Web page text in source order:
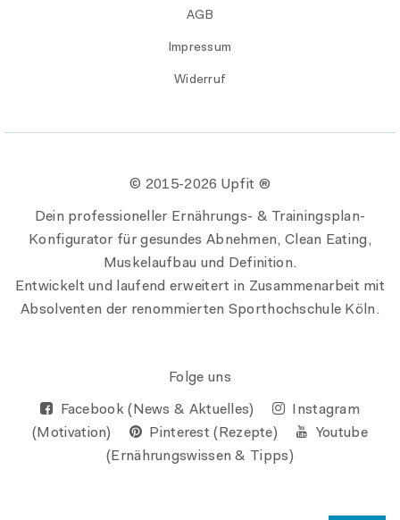
AGB
Impressum
Widerruf
© 2015-2026 Upfit ®
Dein professioneller Ernährungs- & Trainingsplan-
Konfigurator für gesundes Abnehmen, Clean Eating,
Muskelaufbau und Definition.
Entwickelt und laufend erweitert in Zusammenarbeit mit
Absolventen der renommierten Sporthochschule Köln.
Folge uns
Facebook (News & Aktuelles)
Instagram
(Motivation)
Pinterest (Rezepte)
Youtube
(Ernährungswissen & Tipps)